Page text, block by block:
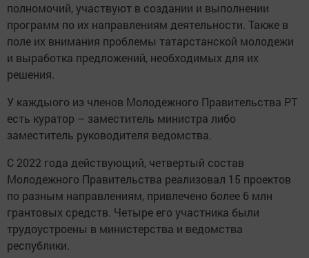
полномочий, участвуют в создании и выполнении
программ по их направлениям деятельности. Также в
поле их внимания проблемы татарстанской молодежи
и выработка предложений, необходимых для их
решения.
У каждыого из членов Молодежного Правительства РТ
есть куратор – заместитель министра либо
заместитель руководителя ведомства.
С 2022 года действующий, четвертый состав
Молодежного Правительства реализовал 15 проектов
по разным направлениям, привлечено более 6 млн
грантовых средств. Четыре его участника были
трудоустроены в министерства и ведомства
республики.